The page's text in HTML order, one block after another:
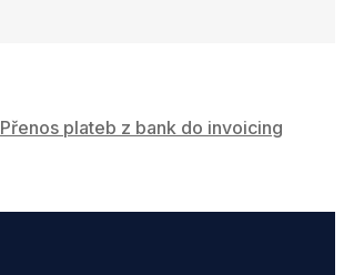
Přenos plateb z bank do invoicing